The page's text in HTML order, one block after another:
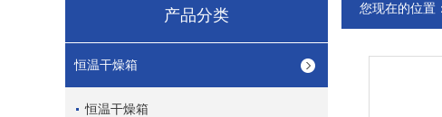
产品分类
恒温干燥箱
恒温干燥箱
您现在的位置：